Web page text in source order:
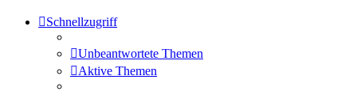
Schnellzugriff
Unbeantwortete Themen
Aktive Themen